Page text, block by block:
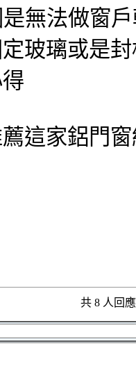
無法做窗
玻璃或是
這家鋁門
共 8 人回